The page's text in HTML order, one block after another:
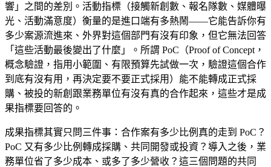
響」之間的差別。活動指標（接觸新創數、報名隊數、媒體曝
光、活動滿意度）衡量的是進口端有多熱鬧——它能告訴你有
多少案源流進來、外界對這個部門有沒有印象，但它無法回答
「這些活動最後變出了什麼」。所謂 PoC（Proof of Concept，
概念驗證，指用小範圍、有限預算先試做一次，驗證這個合作
到底有沒有用，再決定要不要正式採用）能不能轉成正式採
購、被投的新創跟業務單位有沒有真的合作起來，這些才是成
果指標要回答的。
成果指標其實只問三件事：合作案有多少比例真的走到 PoC？
PoC 又有多少比例轉成採購、共同開發或投資？導入之後，業
務單位省了多少成本、或多了多少營收？這三個問題的共同